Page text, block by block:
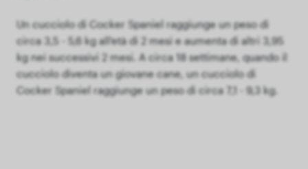
Un cucciolo di Cocker Spaniel raggiunge un peso di
circa 3,5 - 5,6 kg all'età di 2 mesi e aumenta di altri 3,95
kg nei successivi 2 mesi. A circa 18 settimane, quando il
cucciolo diventa un giovane cane, un cucciolo di
Cocker Spaniel raggiunge un peso di circa 7,1 - 9,3 kg.